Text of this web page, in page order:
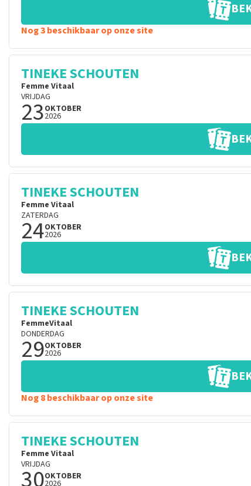
Nog 3 beschikbaar op onze site
TINEKE SCHOUTEN
Femme Vitaal
VRIJDAG
23OKTOBER
2026
TINEKE SCHOUTEN
Femme Vitaal
ZATERDAG
24OKTOBER
2026
TINEKE SCHOUTEN
FemmeVitaal
DONDERDAG
29OKTOBER
2026
Nog 8 beschikbaar op onze site
TINEKE SCHOUTEN
Femme Vitaal
VRIJDAG
OKTOBER
2026